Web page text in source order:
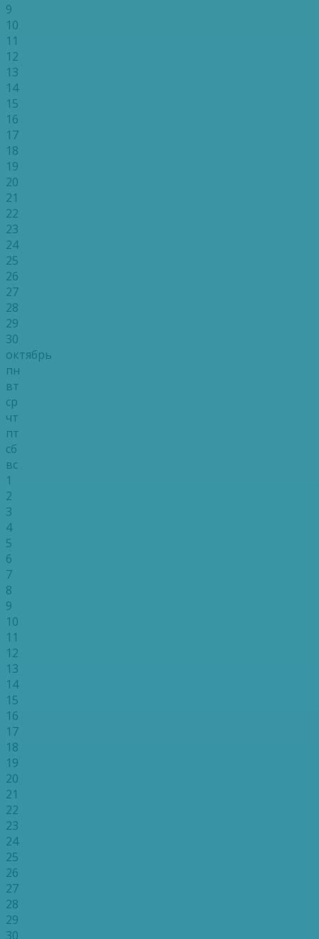
9
10
11
12
13
14
15
16
17
18
19
20
21
22
23
24
25
26
27
28
29
30
октябрь
пн
вт
ср
чт
пт
сб
вс
1
2
3
4
5
6
7
8
9
10
11
12
13
14
15
16
17
18
19
20
21
22
23
24
25
26
27
28
29
30